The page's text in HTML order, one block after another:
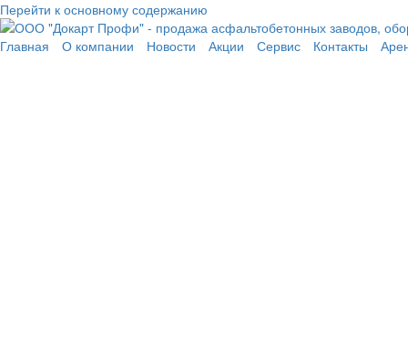
Перейти к основному содержанию
Главная
О компании Новости Акции Сервис Контакты